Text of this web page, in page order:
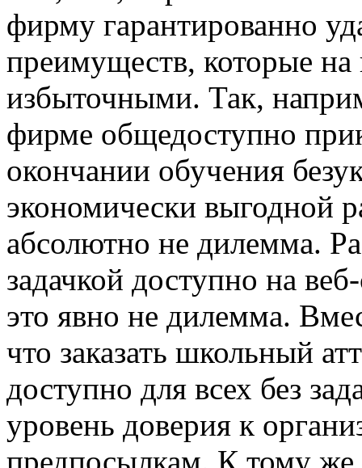
фирму гарантированно
преимуществ, которые на
избыточными. Так,
фирме общедоступно
окончании обучения
экономически выгодной
абсолютно не дилемма.
задачкой доступно на
это явно не дилемма.
что заказать школьный
доступно для всех без
уровень доверия к
предпосылкам. К тому